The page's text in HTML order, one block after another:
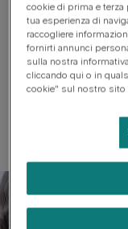
Problemi della
Allergie della
Diagnosi delle
cookie di prima e
tua esperienza di
raccogliere
fornirti annunci
sulla nostra
cliccando qui o in
cookie" sul nostro sito